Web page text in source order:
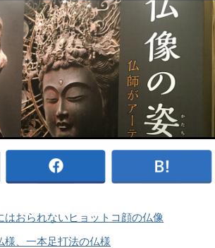
はおられないヒョットコ顔の仏像
様、一本足打法の仏様